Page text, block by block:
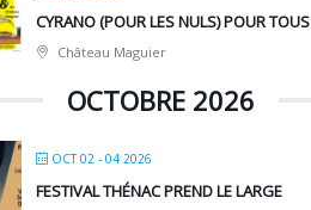
CYRANO (POUR LES NULS) POUR TOUS
Château Maguier
OCTOBRE 2026
OCT 02 - 04 2026
FESTIVAL THÉNAC PREND LE LARGE